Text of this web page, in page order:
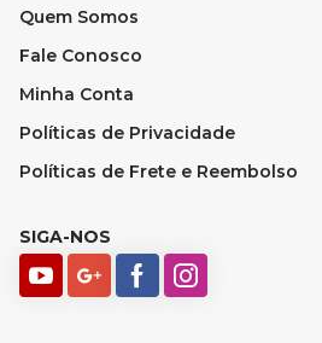
Quem Somos
Fale Conosco
Minha Conta
Políticas de Privacidade
Políticas de Frete e Reembolso
SIGA-NOS